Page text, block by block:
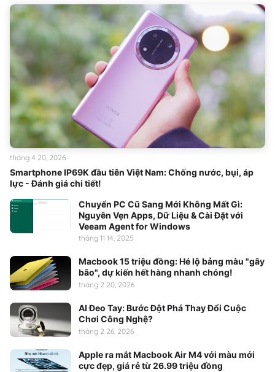
Smartphone IP69K đầu tiên Việt Nam: Chống nước, bụi, áp
lực - Đánh giá chi tiết!
tháng 4 20, 2026
Chuyển PC Cũ Sang Mới Không Mất Gì:
Nguyên Vẹn Apps, Dữ Liệu & Cài Đặt với
Veeam Agent for Windows
tháng 11 14, 2025
Macbook 15 triệu đồng: Hé lộ bảng màu "gây
bão", dự kiến hết hàng nhanh chóng!
tháng 2 20, 2026
AI Đeo Tay: Bước Đột Phá Thay Đổi Cuộc
Chơi Công Nghệ?
tháng 2 26, 2026
Apple ra mắt Macbook Air M4 với màu mới
cực đẹp, giá rẻ từ 26.99 triệu đồng